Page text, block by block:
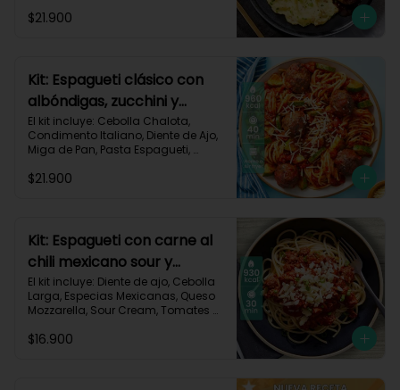
$21.900
Kit: Espagueti clásico con
albóndigas, zucchini y
parmesano-92
El kit incluye: Cebolla Chalota,
Condimento Italiano, Diente de Ajo,
Miga de Pan, Pasta Espagueti,
Molida (150g/p), Salsa de Tomates
Carbohidratos 90g | Grasas 49g |
Proteínas 45g
$21.900
Kit: Espagueti con carne al
chili mexicano sour y
queso-35
El kit incluye: Diente de ajo, Cebolla
Larga, Especias Mexicanas, Queso
Mozzarella, Sour Cream, Tomates
Molida (150g/p), Receta Impresa.
$16.900